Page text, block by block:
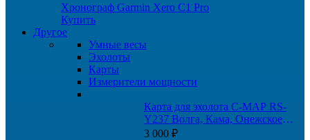
Хронограф Garmin Xero C1 Pro
Купить
Другое
Умные весы
Эхолоты
Карты
Измерители мощности
Карта для эхолота C-MAP RS-
Y237 Волга, Кама, Онежское
озеро, и каналы
3 000 ₽